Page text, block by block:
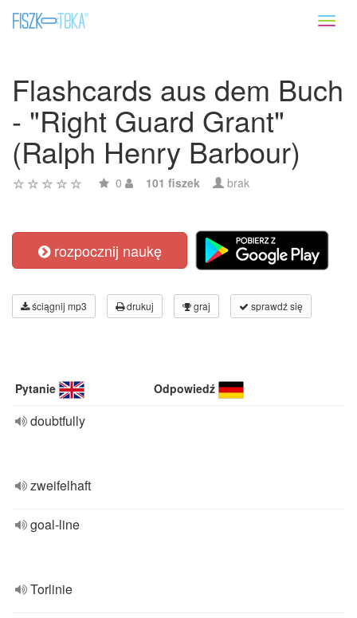
Flashcards aus dem Buch
- "Right Guard Grant"
(Ralph Henry Barbour)
0 101 fiszek brak
rozpocznij naukę
ściągnij mp3 drukuj graj sprawdź się
Pytanie Odpowiedź
doubtfully
zweifelhaft
goal-line
Torlinie